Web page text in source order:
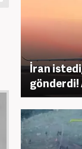
İran
gönderdi!